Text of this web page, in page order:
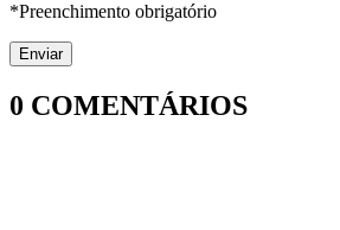
*Preenchimento obrigatório
0 COMENTÁRIOS